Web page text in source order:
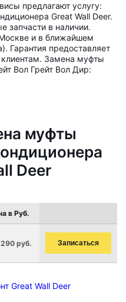
предлагают услугу:
Great Wall Deer.
запчасти в наличии.
и в ближайшем
Гарантия предоставляет
Замена муфты
Вол Грейт Вол Дир:
муфты
Deer
в Руб.
руб. Записаться
Great Wall Deer